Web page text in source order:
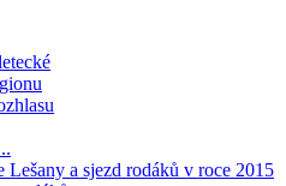
Lešany a sjezd rodáků v roce 2015